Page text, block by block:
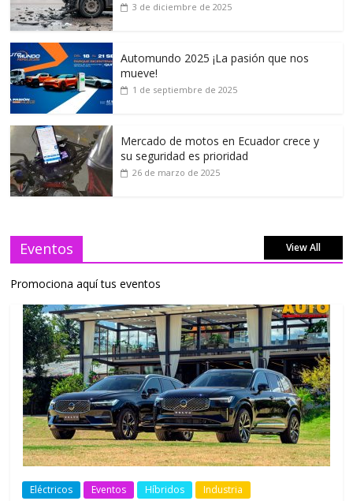
3 de diciembre de 2025
Automundo 2025 ¡La pasión que nos
mueve!
1 de septiembre de 2025
Mercado de motos en Ecuador crece y
su seguridad es prioridad
26 de marzo de 2025
Eventos View All
Promociona aquí tus eventos
Eléctricos Eventos Híbridos Industria